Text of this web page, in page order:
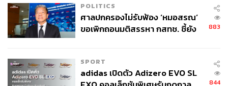
POLITICS
ศาลปกครองไม่รับฟ้อง ‘หมอสรณ’
ขอเพิกถอนมติสรรหา กสทช. ชี้ยัง
883
SPORT
adidas เปิดตัว Adizero EVO SL
844